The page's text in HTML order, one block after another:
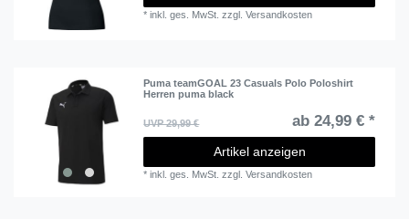
*inkl. ges. MwSt. zzgl.Versandkosten
Puma teamGOAL 23 Casuals Polo Poloshirt
Herren puma black
UVP 29,99 € ab 24,99 € *
Artikel anzeigen
*inkl. ges. MwSt. zzgl.Versandkosten